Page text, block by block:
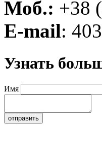
Моб.: +38
E-mail:
Узнать
Имя